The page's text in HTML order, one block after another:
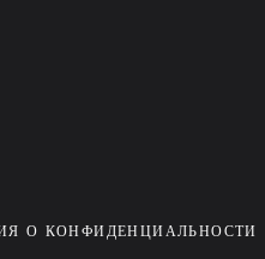
О КОНФИДЕНЦИАЛЬНОСТИ